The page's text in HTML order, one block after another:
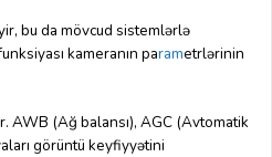
bu da mövcud sistemlərlə
kameranın parametrlərinin
AWB (Ağ balansı), AGC (Avtomatik
görüntü keyfiyyətini